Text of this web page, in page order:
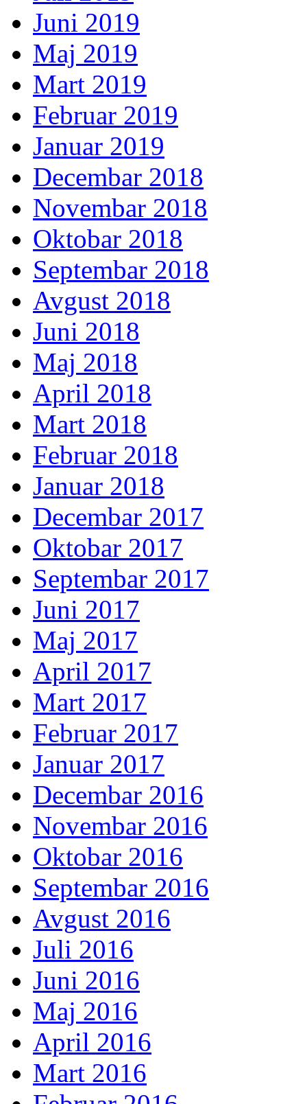
Juni 2019
Maj 2019
Mart 2019
Februar 2019
Januar 2019
Decembar 2018
Novembar 2018
Oktobar 2018
Septembar 2018
Avgust 2018
Juni 2018
Maj 2018
April 2018
Mart 2018
Februar 2018
Januar 2018
Decembar 2017
Oktobar 2017
Septembar 2017
Juni 2017
Maj 2017
April 2017
Mart 2017
Februar 2017
Januar 2017
Decembar 2016
Novembar 2016
Oktobar 2016
Septembar 2016
Avgust 2016
Juli 2016
Juni 2016
Maj 2016
April 2016
Mart 2016